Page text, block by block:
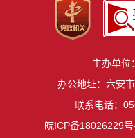
主办单位
办公地址：六安
联系电话：
皖ICP备18026229号